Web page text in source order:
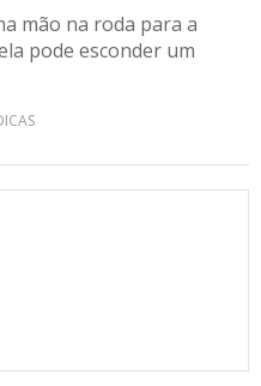
mão na roda para a
pode esconder um